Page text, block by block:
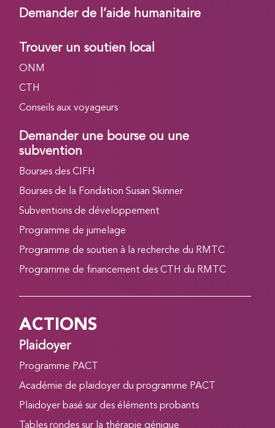
Demander de l’aide humanitaire
Trouver un soutien local
ONM
CTH
Conseils aux voyageurs
Demander une bourse ou une
subvention
Bourses des CIFH
Bourses de la Fondation Susan Skinner
Subventions de développement
Programme de jumelage
Programme de soutien à la recherche du RMTC
Programme de financement des CTH du RMTC
ACTIONS
Plaidoyer
Programme PACT
Académie de plaidoyer du programme PACT
Plaidoyer basé sur des éléments probants
Tables rondes sur la thérapie génique